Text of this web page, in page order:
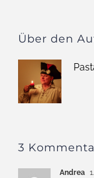
Über den
3
Andrea